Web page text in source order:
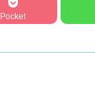
Pocket